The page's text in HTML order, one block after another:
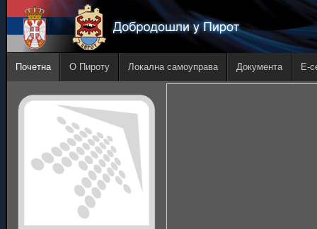
Почетна О Пироту Локална самоуправа Документа E-